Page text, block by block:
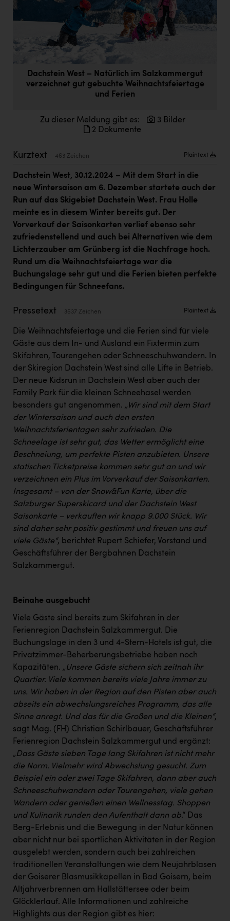
Doppler Gruppe
everfield
Firmenradl
Fristads Austria
IFE Austria GmbH
INTERSPORT Austria
Jesolo
Kärcher
KEBA
KLIPP Frisör
Kleider Bauer
Kremsmüller Anlagenbau GmbH
Maximarkt
Oldtimer Raststationen und Motorhotels
Österreichischer Kachelofenverband
Orlen
Passage Linz
PEZ
PÜSPÖK
REMAX
Resch&Frisch
RUBBLE MASTER
SCRI - Salzburg Cancer Research Institute
SCHMACHTL GmbH
Schwingshandl - automation technology gmbh
Seher + Partner
Smurfit Westrock Nettingsdorf
TCL
TGW Logistics
TRAILOMAT & Cycling Austria
VERITAS
Vier Diamanten
Vorlagenportal
Wir besiegen Krebs
Wirtschaftskammer OÖ
ZULuft - Zukunft Luft Austria
Österreichisches Hebammengremium
Dachstein West – Natürlich im Salzkammergut
verzeichnet gut gebuchte Weihnachtsfeiertage
und Ferien
Zu dieser Meldung gibt es:
3 Bilder
2 Dokumente
Kurztext 463 Zeichen Plaintext
Dachstein West, 30.12.2024 – Mit dem Start in die
neue Wintersaison am 6. Dezember startete auch der
Run auf das Skigebiet Dachstein West. Frau Holle
meinte es in diesem Winter bereits gut. Der
Vorverkauf der Saisonkarten verlief ebenso sehr
zufriedenstellend und auch bei Alternativen wie dem
Lichterzauber am Grünberg ist die Nachfrage hoch.
Rund um die Weihnachtsfeiertage war die
Buchungslage sehr gut und die Ferien bieten perfekte
Bedingungen für Schneefans.
Pressetext 3537 Zeichen Plaintext
Die Weihnachtsfeiertage und die Ferien sind für viele
Gäste aus dem In- und Ausland ein Fixtermin zum
Skifahren, Tourengehen oder Schneeschuhwandern. In
der Skiregion Dachstein West sind alle Lifte in Betrieb.
Der neue Kidsrun in Dachstein West aber auch der
Family Park für die kleinen Schneehasel werden
besonders gut angenommen. „Wir sind mit dem Start
der Wintersaison und auch den ersten
Weihnachtsferientagen sehr zufrieden. Die
Schneelage ist sehr gut, das Wetter ermöglicht eine
Beschneiung, um perfekte Pisten anzubieten. Unsere
statischen Ticketpreise kommen sehr gut an und wir
verzeichnen ein Plus im Vorverkauf der Saisonkarten.
Insgesamt – von der Snow&Fun Karte, über die
Salzburger Superskicard und der Dachstein West
Saisonkarte – verkauften wir knapp 9.000 Stück. Wir
sind daher sehr positiv gestimmt und freuen uns auf
viele Gäste“, berichtet Rupert Schiefer, Vorstand und
Geschäftsführer der Bergbahnen Dachstein
Salzkammergut.
Beinahe ausgebucht
Viele Gäste sind bereits zum Skifahren in der
Ferienregion Dachstein Salzkammergut. Die
Buchungslage in den 3 und 4-Stern-Hotels ist gut, die
Privatzimmer-Beherberungsbetriebe haben noch
Kapazitäten. „Unsere Gäste sichern sich zeitnah ihr
Quartier. Viele kommen bereits viele Jahre immer zu
uns. Wir haben in der Region auf den Pisten aber auch
abseits ein abwechslungsreiches Programm, das alle
Sinne anregt. Und das für die Großen und die Kleinen“,
sagt Mag. (FH) Christian Schirlbauer, Geschäftsführer
Ferienregion Dachstein Salzkammergut und ergänzt:
„Dass Gäste sieben Tage lang Skifahren ist nicht mehr
die Norm. Vielmehr wird Abwechslung gesucht. Zum
Beispiel ein oder zwei Tage Skifahren, dann aber auch
Schneeschuhwandern oder Tourengehen, viele gehen
Wandern oder genießen einen Wellnesstag. Shoppen
und Kulinarik runden den Aufenthalt dann ab.“ Das
Berg-Erlebnis und die Bewegung in der Natur können
aber nicht nur bei sportlichen Aktivitäten in der Region
ausgelebt werden, sondern auch bei zahlreichen
traditionellen Veranstaltungen wie dem Neujahrblasen
der Goiserer Blasmusikkapellen in Bad Goisern, beim
Altjahrverbrennen am Hallstättersee oder beim
Glöcklerlauf. Alle Informationen und zahlreiche
Highlights aus der Region gibt es hier: